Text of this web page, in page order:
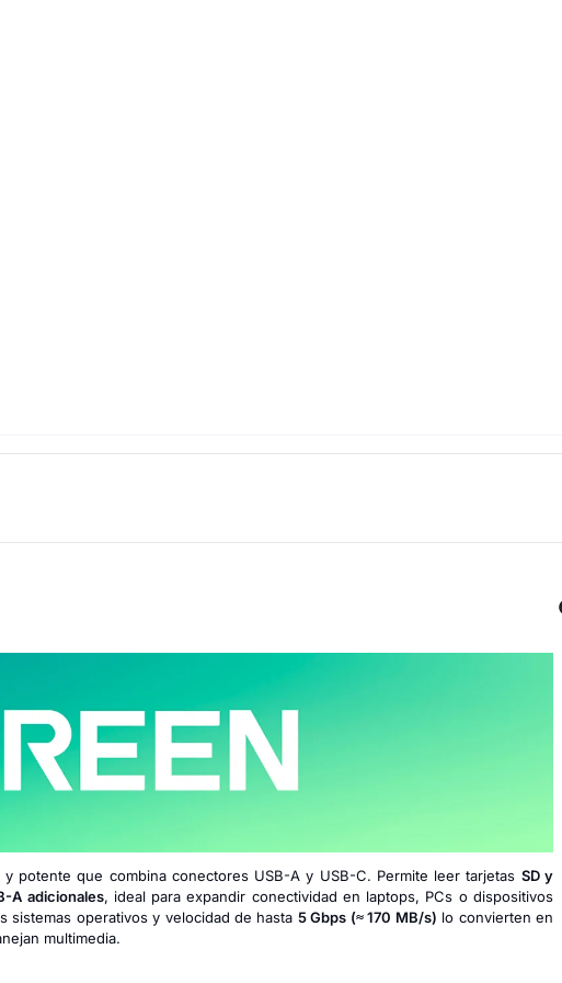
potente que combina conectores USB-A y USB-C. Permite leer tarjetas SD y
A adicionales, ideal para expandir conectividad en laptops, PCs o dispositivos
sistemas operativos y velocidad de hasta 5 Gbps (≈ 170 MB/s) lo convierten en
multimedia.